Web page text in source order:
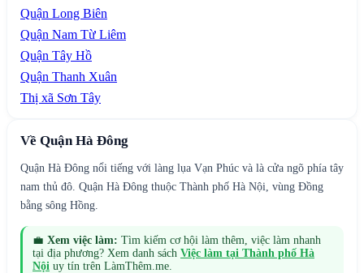
Quận Long Biên
Quận Nam Từ Liêm
Quận Tây Hồ
Quận Thanh Xuân
Thị xã Sơn Tây
Về Quận Hà Đông
Quận Hà Đông nổi tiếng với làng lụa Vạn Phúc và là cửa ngõ phía tây
nam thủ đô. Quận Hà Đông thuộc Thành phố Hà Nội, vùng Đồng
bằng sông Hồng.
💼 Xem việc làm: Tìm kiếm cơ hội làm thêm, việc làm nhanh
tại địa phương? Xem danh sách Việc làm tại Thành phố Hà
Nội uy tín trên LàmThêm.me.